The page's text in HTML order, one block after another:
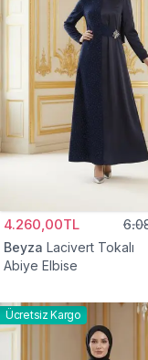
4.260,00TL
Beyza Lacivert Tokalı
Abiye Elbise
Ücretsiz Kargo